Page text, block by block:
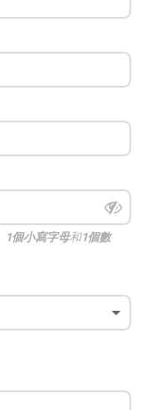
1個小寫字母和1個數